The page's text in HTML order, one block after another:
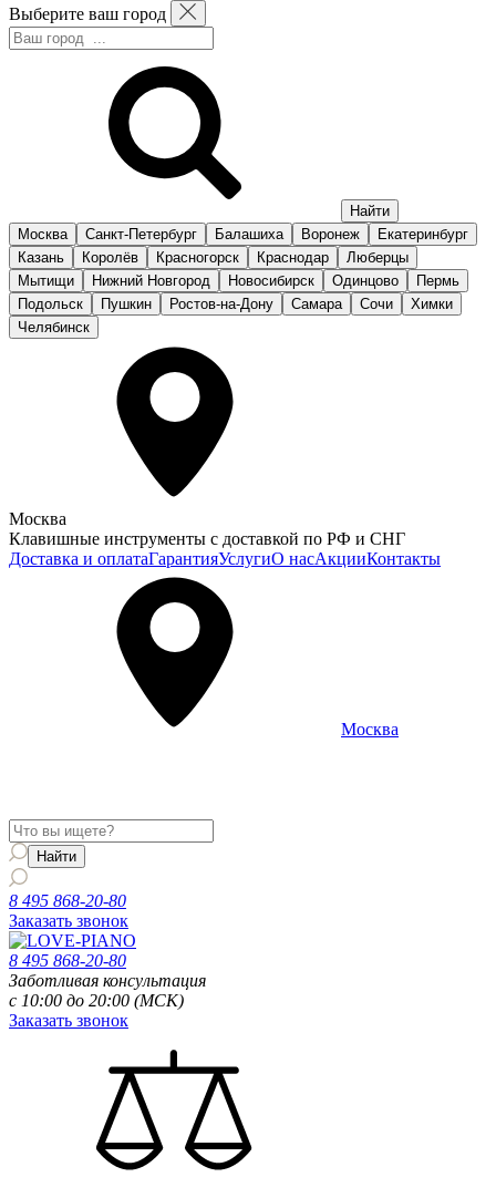
Выберите ваш город
Москва Санкт-Петербург Балашиха Воронеж
Екатеринбург
Казань
Королёв Красногорск Краснодар
Люберцы
Мытищи
Нижний Новгород Новосибирск Одинцово
Пермь
Подольск
Пушкин Ростов-на-Дону Самара Сочи
Химки
Челябинск
Москва
Клавишные инструменты с доставкой по РФ и СНГ
Доставка и оплатаГарантияУслугиО насАкцииКонтакты
Москва
8 495 868-20-80
Заказать звонок
8 495 868-20-80
Заботливая консультация
с 10:00 до 20:00 (МСК)
Заказать звонок